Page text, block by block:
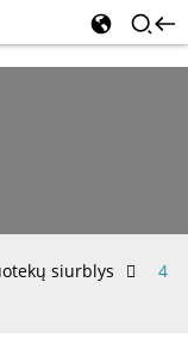
siurblys
4